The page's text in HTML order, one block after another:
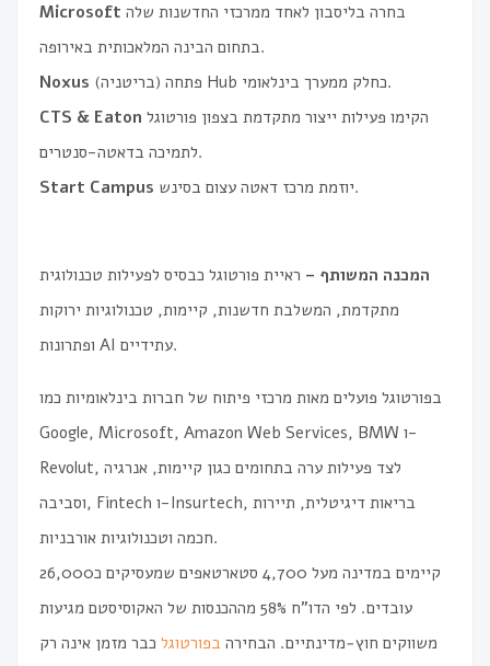
Microsoft
בתחום הבינה המלאכותית באירופה.
Noxus
(בריטניה) פתחה Hub כחלק ממערך בינלאומי.
CTS & Eaton
לתמיכה בדאטה-סנטרים.
Start Campus
יוזמת מרכז דאטה עצום בסינש.
המכנה המשותף – ראיית פורטוגל כבסיס לפעילות טכנולוגית
מתקדמת, המשלבת חדשנות, קיימות, טכנולוגיות ירוקות
ופתרונות AI עתידיים.
בפורטוגל פועלים מאות מרכזי פיתוח של חברות בינלאומיות כמו
Google, Microsoft, Amazon Web Services, BMW ו-
Revolut, לצד פעילות ערה בתחומים כגון קיימות, אנרגיה
וסביבה, Fintech ו-Insurtech, בריאות דיגיטלית, תיירות
חכמה וטכנולוגיות אורבניות.
קיימים במדינה מעל 4,700 סטארטאפים שמעסיקים כ26,000
עובדים. לפי הדו”ח 58% מההכנסות של האקוסיסטם מגיעות
משווקים חוץ‑מדינתיים. הבחירה בפורטוגל כבר מזמן אינה רק